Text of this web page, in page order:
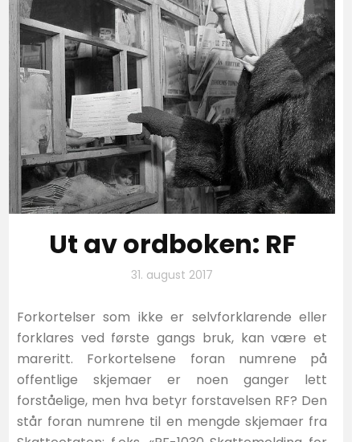
Ut av ordboken: RF
31. august 2017
Forkortelser som ikke er selvforklarende eller
forklares ved første gangs bruk, kan være et
mareritt. Forkortelsene foran numrene på
offentlige skjemaer er noen ganger lett
forståelige, men hva betyr forstavelsen RF? Den
står foran numrene til en mengde skjemaer fra